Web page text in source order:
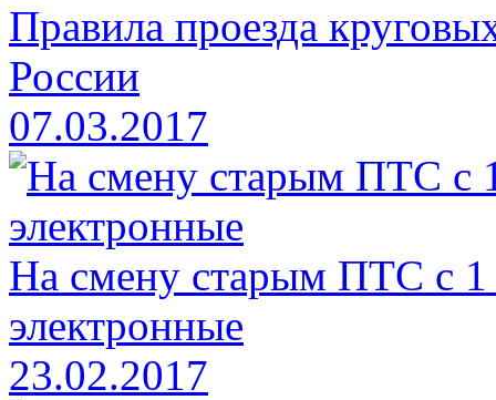
Правила проезда
России
07.03.2017
На смену старым ПТС с 1
электронные
23.02.2017